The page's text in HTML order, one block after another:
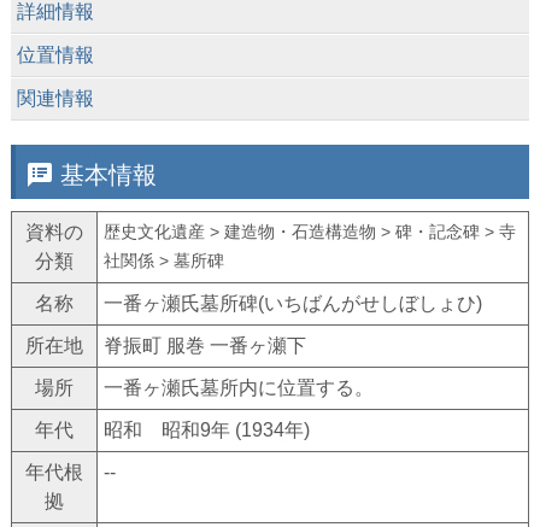
詳細情報
位置情報
関連情報
speaker_notes 基本情報
資料の
分類
歴史文化遺産 > 建造物・石造構造物 > 碑・記念碑 > 寺
社関係 > 墓所碑
名称 一番ヶ瀬氏墓所碑(いちばんがせしぼしょひ)
所在地 脊振町 服巻 一番ヶ瀬下
場所 一番ヶ瀬氏墓所内に位置する。
年代 昭和 昭和9年 (1934年)
年代根
拠
--